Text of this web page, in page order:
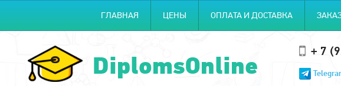
ГЛАВНАЯ ЦЕНЫ ОПЛАТА И ДОСТАВКА
DiplomsOnline + 7